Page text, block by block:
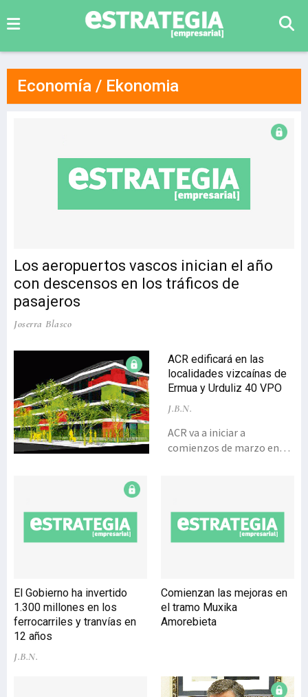
Economía / Ekonomia
Los aeropuertos vascos inician el año
con descensos en los tráficos de
pasajeros
Joserra Blasco
ACR edificará en las
localidades vizcaínas de
Ermua y Urduliz 40 VPO
J.B.N.
ACR va a iniciar a
comienzos de marzo en
distribuidas en un edificio
de planta baja más cuatro
alturas. El proyecto, con
cooperativa Geldo y va a
desarrollarse en una
superficie de 807 m2, con
estará ubicado en la
parcela de la Antigua Casa
El Gobierno ha invertido
1.300 millones en los
ferrocarriles y tranvías en
12 años
J.B.N.
Comienzan las mejoras en
el tramo Muxika
Amorebieta